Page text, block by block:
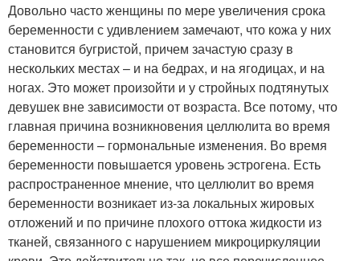
Довольно часто женщины по мере увеличения срока
беременности с удивлением замечают, что кожа у них
становится бугристой, причем зачастую сразу в
нескольких местах – и на бедрах, и на ягодицах, и на
ногах. Это может произойти и у стройных подтянутых
девушек вне зависимости от возраста. Все потому, что
главная причина возникновения целлюлита во время
беременности – гормональные изменения. Во время
беременности повышается уровень эстрогена. Есть
распространенное мнение, что целлюлит во время
беременности возникает из-за локальных жировых
отложений и по причине плохого оттока жидкости из
тканей, связанного с нарушением микроциркуляции